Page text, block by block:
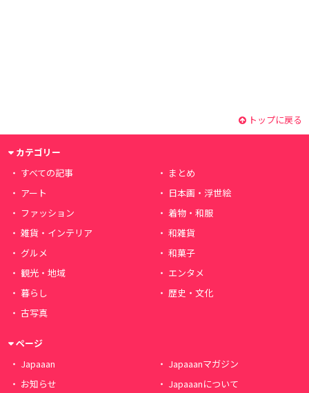
トップに戻る
カテゴリー
すべての記事
まとめ
アート
日本画・浮世絵
ファッション
着物・和服
雑貨・インテリア
和雑貨
グルメ
和菓子
観光・地域
エンタメ
暮らし
歴史・文化
古写真
ページ
Japaaan
Japaaanマガジン
お知らせ
Japaaanについて